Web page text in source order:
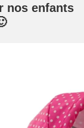
nos enfants